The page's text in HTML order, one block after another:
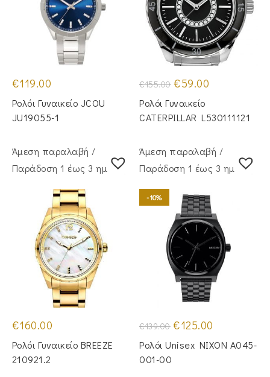
€119.00
Ρολόι Γυναικείο JCOU
JU19055-1
€155.00 Original
price
€155.00.
€59.00
€59.00.
Ρολόι Γυναικείο
CATERPILLAR L530111121
Άμεση παραλαβή /
Παράδoση 1 έως 3 ημέρες
€160.00
Ρολόι Γυναικείο BREEZE
210921.2
Άμεση παραλαβή /
Παράδoση 1 έως 3 ημέρες
-10%
€139.00 Original
price
was:
€139.00.
€125.00
τιμή
είναι:
Ρολόι Unisex NIXON A045-
001-00